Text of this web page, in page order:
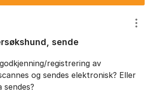
sende
Vis/
registrering av
og sendes elektronisk? Eller
sendes?